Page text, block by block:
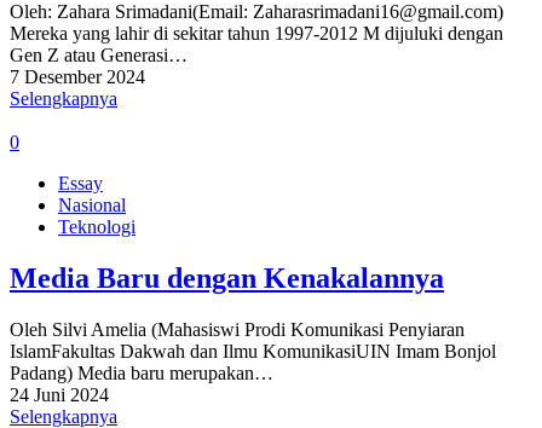
Oleh: Zahara Srimadani(Email: Zaharasrimadani16@gmail.com)
Mereka yang lahir di sekitar tahun 1997-2012 M dijuluki dengan
Gen Z atau Generasi…
7 Desember 2024
Selengkapnya
0
Essay
Nasional
Teknologi
Media Baru dengan Kenakalannya
Oleh Silvi Amelia (Mahasiswi Prodi Komunikasi Penyiaran
IslamFakultas Dakwah dan Ilmu KomunikasiUIN Imam Bonjol
Padang) Media baru merupakan…
24 Juni 2024
Selengkapnya